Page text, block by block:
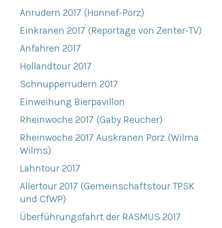
Anrudern 2017 (Honnef-Porz)
Einkranen 2017 (Reportage von Zenter-TV)
Anfahren 2017
Hollandtour 2017
Schnupperrudern 2017
Einweihung Bierpavillon
Rheinwoche 2017 (Gaby Reucher)
Rheinwoche 2017 Auskranen Porz (Wilma
Wilms)
Lahntour 2017
Allertour 2017 (Gemeinschaftstour TPSK
und CfWP)
Überführungsfahrt der RASMUS 2017